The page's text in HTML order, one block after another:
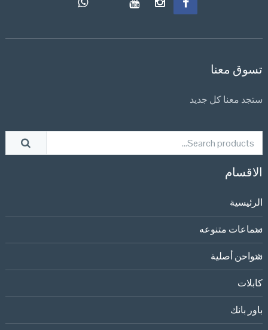
تسوق معنا
ستجد معنا كل جديد
الاقسام
الرئيسية
سماعات متنوعه
شواحن أصلية
كابلات
باور بانك